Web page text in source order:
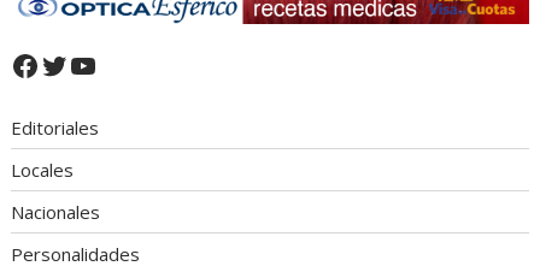
Facebook
Twitter
YouTube
Editoriales
Locales
Nacionales
Personalidades